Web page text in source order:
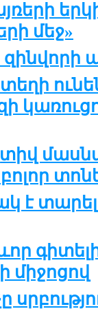
մեջ»
տարել
միջոցով